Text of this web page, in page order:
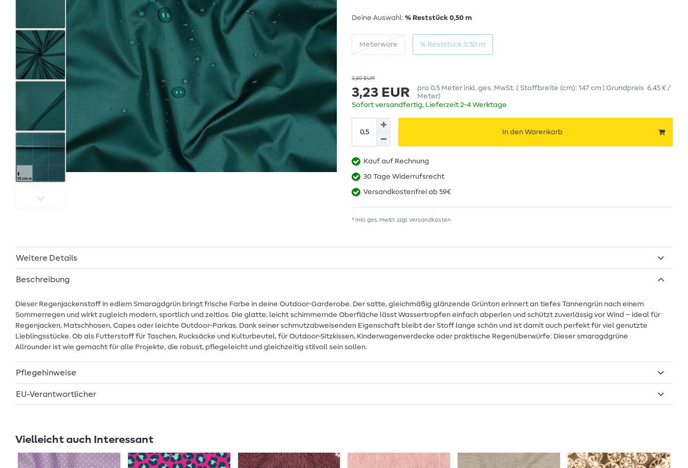
Deine Auswahl: % Reststück 0,50 m
Meterware % Reststück 0,50 m
3,80 EUR
3,23 EUR pro 0,5 Meter inkl. ges. MwSt. ( Stoffbreite (cm): 147 cm | Grundpreis 6,45 € /
Meter)
Sofort versandfertig, Lieferzeit 2-4 Werktage
In den Warenkorb
Kauf auf Rechnung
30 Tage Widerrufsrecht
Versandkostenfrei ab 59€
* inkl. ges. MwSt. zzgl.Versandkosten
Weitere Details
Beschreibung
Dieser Regenjackenstoff in edlem Smaragdgrün bringt frische Farbe in deine Outdoor-Garderobe. Der satte, gleichmäßig glänzende Grünton erinnert an tiefes Tannengrün nach einem
Sommerregen und wirkt zugleich modern, sportlich und zeitlos. Die glatte, leicht schimmernde Oberfläche lässt Wassertropfen einfach abperlen und schützt zuverlässig vor Wind – ideal für
Regenjacken, Matschhosen, Capes oder leichte Outdoor-Parkas. Dank seiner schmutzabweisenden Eigenschaft bleibt der Stoff lange schön und ist damit auch perfekt für viel genutzte
Lieblingsstücke. Ob als Futterstoff für Taschen, Rucksäcke und Kulturbeutel, für Outdoor-Sitzkissen, Kinderwagenverdecke oder praktische Regenüberwürfe: Dieser smaragdgrüne
Allrounder ist wie gemacht für alle Projekte, die robust, pflegeleicht und gleichzeitig stilvoll sein sollen.
Pflegehinweise
EU-Verantwortlicher
Vielleicht auch Interessant